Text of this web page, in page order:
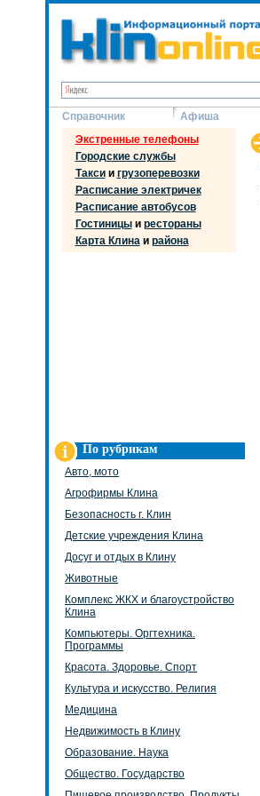
Справочник Афиша
Экстренные телефоны
Городские службы
Таксии грузоперевозки
Расписание электричек
Расписание автобусов
Гостиницыи рестораны
Карта Клинаи района
По рубрикам
Авто, мото
Агрофирмы Клина
Безопасность г. Клин
Детские учреждения Клина
Досуг и отдых в Клину
Животные
Комплекс ЖКХ и благоустройство
Клина
Компьютеры. Оргтехника.
Программы
Красота. Здоровье. Спорт
Культура и искусство. Религия
Медицина
Недвижимость в Клину
Образование. Наука
Общество. Государство